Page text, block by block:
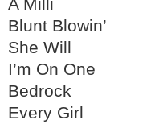
A Milli
Blunt Blowin’
She Will
I’m On One
Bedrock
Every Girl